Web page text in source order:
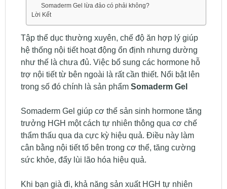
Somaderm Gel lừa đảo có phải không?
Lời Kết
Tập thể dục thường xuyên, chế độ ăn hợp lý giúp
hệ thống nội tiết hoạt động ổn định nhưng dường
như thế là chưa đủ. Việc bổ sung các hormone hỗ
trợ nội tiết từ bên ngoài là rất cần thiết. Nổi bật lên
trong số đó chính là sản phẩm Somaderm Gel
Somaderm Gel giúp cơ thể sản sinh hormone tăng
trưởng HGH một cách tự nhiên thông qua cơ chế
thẩm thấu qua da cực kỳ hiệu quả. Điều này làm
cân bằng nội tiết tố bên trong cơ thể, tăng cường
sức khỏe, đẩy lùi lão hóa hiệu quả.
Khi bạn già đi, khả năng sản xuất HGH tự nhiên